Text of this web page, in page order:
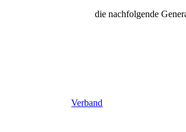
die nachfolgende
Verband